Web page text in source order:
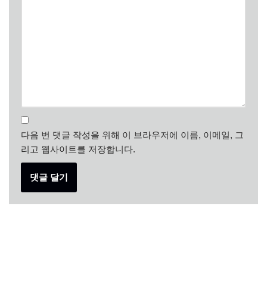
다음 번 댓글 작성을 위해 이 브라우저에 이름, 이메일, 그
리고 웹사이트를 저장합니다.